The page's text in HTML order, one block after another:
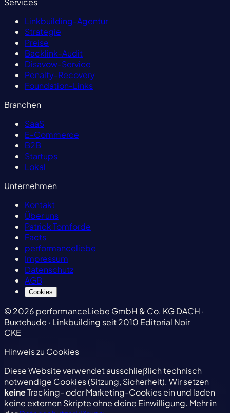
Linkbuilding-Agentur
Strategie
Preise
Backlink-Audit
Disavow-Service
Penalty-Recovery
Foundation-Links
Branchen
SaaS
E-Commerce
B2B
Startups
Lokal
Unternehmen
Kontakt
Über uns
Patrick Tomforde
Facts
performanceliebe
Impressum
Datenschutz
AGB
Cookies
© 2026 performanceLiebe GmbH & Co. KGDACH ·
Buxtehude · Linkbuilding seit 2010 Editorial Noir
CKE
Hinweis zu Cookies
Diese Website verwendet ausschließlich technisch
notwendige Cookies (Sitzung, Sicherheit). Wir setzen
keineTracking- oder Marketing-Cookies ein und laden
keine externen Skripte ohne deine Einwilligung. Mehr in